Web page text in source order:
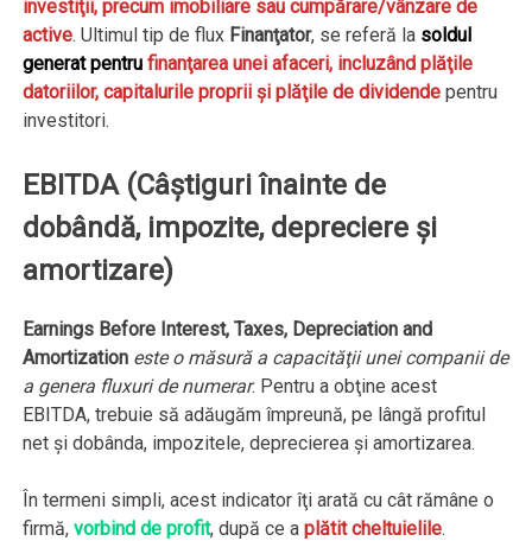
investiţii, precum imobiliare sau cumpărare/vânzare de
active. Ultimul tip de flux Finanţator, se referă la soldul
generat pentru finanţarea unei afaceri, incluzând plăţile
datoriilor, capitalurile proprii şi plăţile de dividende pentru
investitori.
EBITDA (Câştiguri înainte de
dobândă, impozite, depreciere şi
amortizare)
Earnings Before Interest, Taxes, Depreciation and
Amortization este o măsură a capacităţii unei companii de
a genera fluxuri de numerar. Pentru a obţine acest
EBITDA, trebuie să adăugăm împreună, pe lângă profitul
net şi dobânda, impozitele, deprecierea şi amortizarea.
În termeni simpli, acest indicator îţi arată cu cât rămâne o
firmă,vorbind de profit, după ce aplătit cheltuielile.